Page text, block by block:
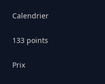
Calendrier
133 points
Prix